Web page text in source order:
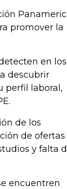
promover la
en los
descubrir
perfil laboral,
de los
de ofertas
y falta
encuentren